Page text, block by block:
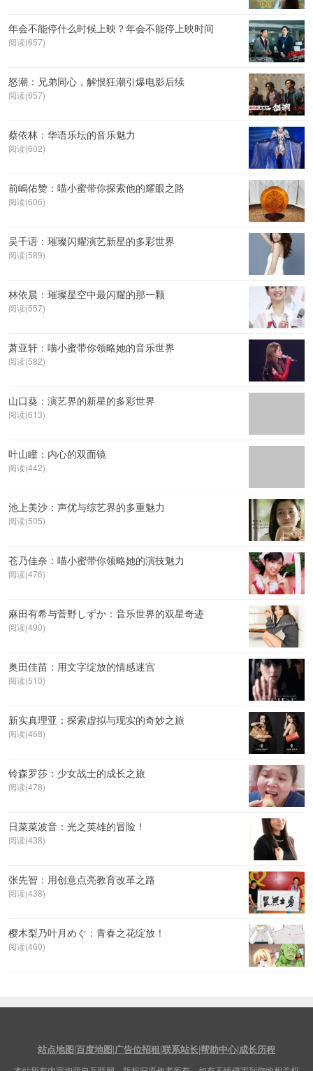
年会不能停什么时候上映？年会不能停上映时间
阅读(657)
怒潮：兄弟同心，解恨狂潮引爆电影后续
阅读(657)
蔡依林：华语乐坛的音乐魅力
阅读(602)
前嶋佑赞：喵小蜜带你探索他的耀眼之路
阅读(606)
吴千语：璀璨闪耀演艺新星的多彩世界
阅读(589)
林依晨：璀璨星空中最闪耀的那一颗
阅读(557)
萧亚轩：喵小蜜带你领略她的音乐世界
阅读(582)
山口葵：演艺界的新星的多彩世界
阅读(613)
叶山瞳：内心的双面镜
阅读(442)
池上美沙：声优与综艺界的多重魅力
阅读(505)
苍乃佳奈：喵小蜜带你领略她的演技魅力
阅读(476)
麻田有希与菅野しずか：音乐世界的双星奇迹
阅读(490)
奥田佳苗：用文字绽放的情感迷宫
阅读(510)
新实真理亚：探索虚拟与现实的奇妙之旅
阅读(468)
铃森罗莎：少女战士的成长之旅
阅读(478)
日菜菜波音：光之英雄的冒险！
阅读(438)
张先智：用创意点亮教育改革之路
阅读(438)
樱木梨乃叶月めぐ：青春之花绽放！
阅读(460)
站点地图|百度地图|广告位招租|联系站长|帮助中心|成长历程